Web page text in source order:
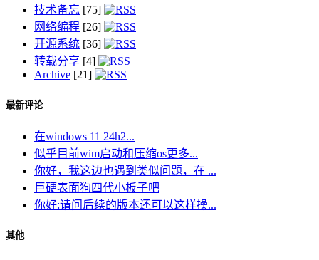
技术备忘 [75]
网络编程 [26]
开源系统 [36]
转载分享 [4]
Archive [21]
最新评论
在windows 11 24h2...
似乎目前wim启动和压缩os更多...
你好，我这边也遇到类似问题，在 ...
巨硬表面狗四代小板子吧
你好:请问后续的版本还可以这样操...
其他